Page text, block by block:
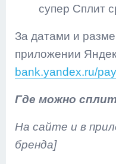
супер Сплит
За датами и
приложении
bank.yandex.ru/pay
Где можно
На сайте и в
бренда]